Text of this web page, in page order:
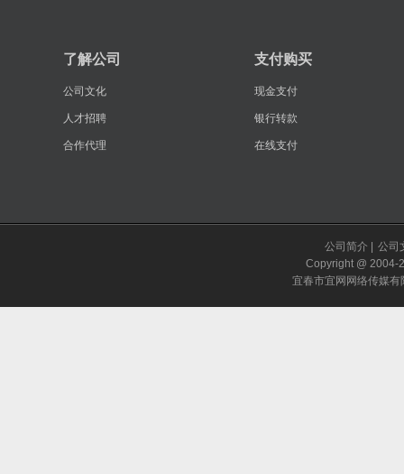
了解公司
公司文化
人才招聘
合作代理
支付购买
现金支付
银行转款
在线支付
公司简介
公司
Copyright @ 2004-
宜春市宜网网络传媒